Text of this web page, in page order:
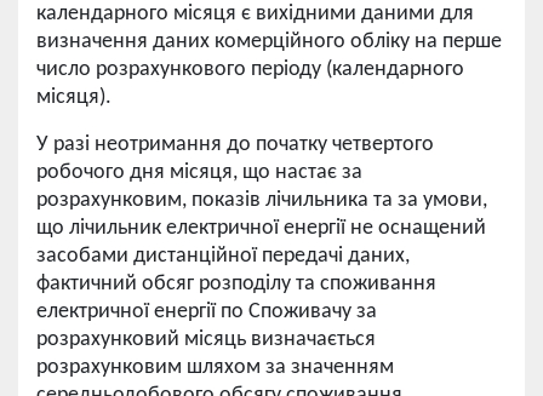
календарного місяця є вихідними даними для
визначення даних комерційного обліку на перше
число розрахункового періоду (календарного
місяця).
У разі неотримання до початку четвертого
робочого дня місяця, що настає за
розрахунковим, показів лічильника та за умови,
що лічильник електричної енергії не оснащений
засобами дистанційної передачі даних,
фактичний обсяг розподілу та споживання
електричної енергії по Споживачу за
розрахунковий місяць визначається
розрахунковим шляхом за значенням